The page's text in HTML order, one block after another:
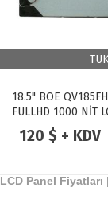
18.5" BOE
FULLHD 1000 NİT
120 $ + KDV
LCD Panel